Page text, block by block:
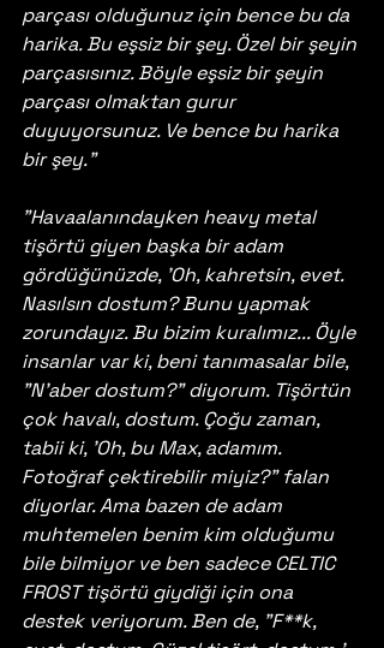
parçası olduğunuz için bence bu da
harika. Bu eşsiz bir şey. Özel bir şeyin
parçasısınız. Böyle eşsiz bir şeyin
parçası olmaktan gurur
duyuyorsunuz. Ve bence bu harika
bir şey."
"Havaalanındayken heavy metal
tişörtü giyen başka bir adam
gördüğünüzde, 'Oh, kahretsin, evet.
Nasılsın dostum? Bunu yapmak
zorundayız. Bu bizim kuralımız... Öyle
insanlar var ki, beni tanımasalar bile,
"N'aber dostum?" diyorum. Tişörtün
çok havalı, dostum. Çoğu zaman,
tabii ki, 'Oh, bu Max, adamım.
Fotoğraf çektirebilir miyiz?" falan
diyorlar. Ama bazen de adam
muhtemelen benim kim olduğumu
bile bilmiyor ve ben sadece CELTIC
FROST tişörtü giydiği için ona
destek veriyorum. Ben de, "F**k,